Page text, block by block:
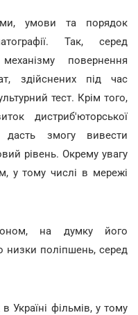
умови та порядок
Так, серед
повернення
здійснених під час
тест. Крім того,
дистриб'юторської
змогу вивести
рівень. Окрему увагу
у тому числі в мережі
на думку його
низки поліпшень, серед
Україні фільмів, у тому